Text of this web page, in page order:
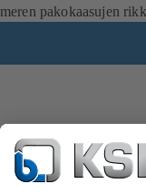
meren pakokaasujen